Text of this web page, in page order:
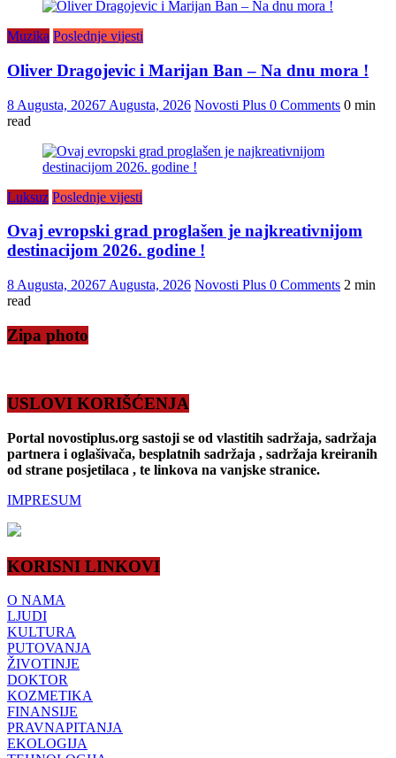
Muzika Poslednje vijesti
Oliver Dragojevic i Marijan Ban – Na dnu mora !
8 Augusta, 20267 Augusta, 2026 Novosti Plus 0 Comments 0 min
read
Luksuz Poslednje vijesti
Ovaj evropski grad proglašen je najkreativnijom
destinacijom 2026. godine !
8 Augusta, 20267 Augusta, 2026 Novosti Plus 0 Comments 2 min
read
Zipa photo
USLOVI KORIŠĆENJA
Portal novostiplus.org sastoji se od vlastitih sadržaja, sadržaja
partnera i oglašivača, besplatnih sadržaja , sadržaja kreiranih
od strane posjetilaca , te linkova na vanjske stranice.
IMPRESUM
KORISNI LINKOVI
O NAMA
LJUDI
KULTURA
PUTOVANJA
ŽIVOTINJE
DOKTOR
KOZMETIKA
FINANSIJE
PRAVNAPITANJA
EKOLOGIJA